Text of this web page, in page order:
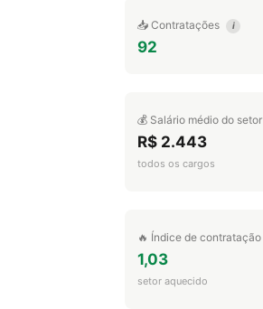
📥 Contratações i
92
💰 Salário médio do setor
R$ 2.443
todos os cargos
🔥 Índice de contratação
1,03
setor aquecido